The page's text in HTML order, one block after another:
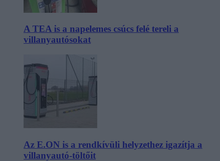
A TEA is a napelemes csúcs felé tereli a
villanyautósokat
Az E.ON is a rendkívüli helyzethez igazítja a
villanyautó-töltőit